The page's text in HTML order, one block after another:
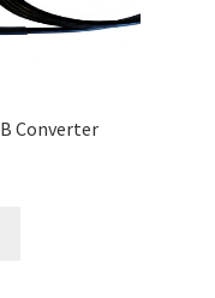
Converter